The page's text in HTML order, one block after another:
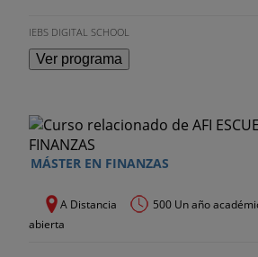
IEBS DIGITAL SCHOOL
Ver programa
MÁSTER EN FINANZAS
A Distancia 500 Un año
abierta